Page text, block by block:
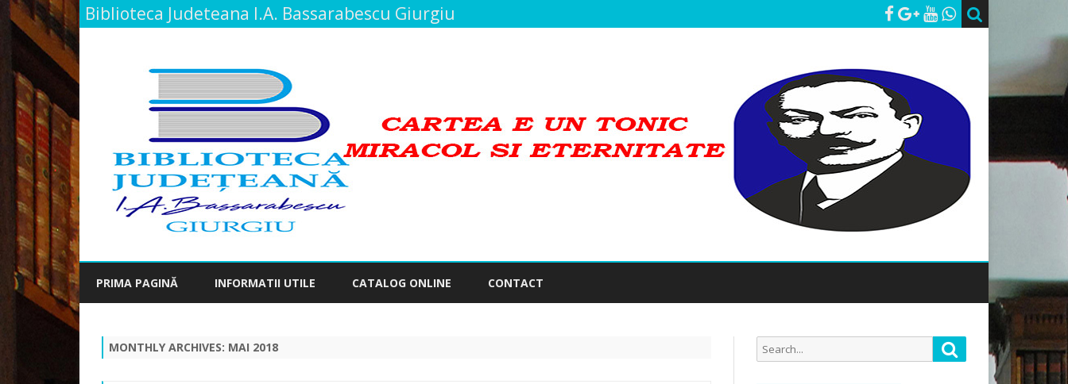
Biblioteca Judeteana I.A. Bassarabescu Giurgiu
to
PRIMA PAGINĂ INFORMATII UTILE CATALOG ONLINE CONTACT
MONTHLY ARCHIVES: MAI 2018
Search
for:
Search